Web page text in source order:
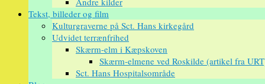
Tekst, billeder og film
Kulturgraverne på Sct. Hans kirkegård
Udvidet terrænfrihed
Skærm-elm i Kæpskoven
Skærm-elmene ved Roskilde (artikel fra
Sct. Hans Hospitalsområde